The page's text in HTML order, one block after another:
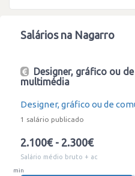
Salários na Nagarro
Designer, gráfico ou
multimédia
Designer, gráfico ou de
1 salário publicado
2.100€ - 2.300€
Salário médio bruto + ac
min